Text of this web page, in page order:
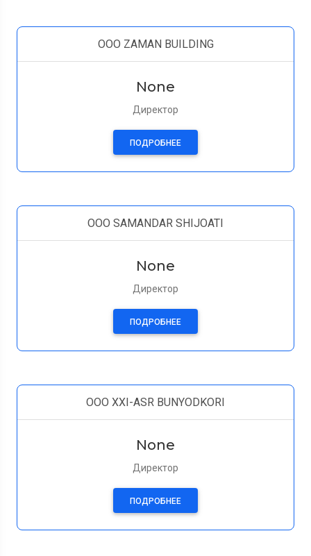
OOO ZAMAN BUILDING
None
Директор
ПОДРОБНЕЕ
OOO SAMANDAR SHIJOATI
None
Директор
ПОДРОБНЕЕ
OOO XXI-ASR BUNYODKORI
None
Директор
ПОДРОБНЕЕ